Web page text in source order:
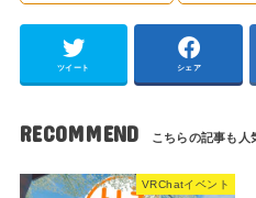
ツイート シェア
RECOMMEND
VRChatイベント